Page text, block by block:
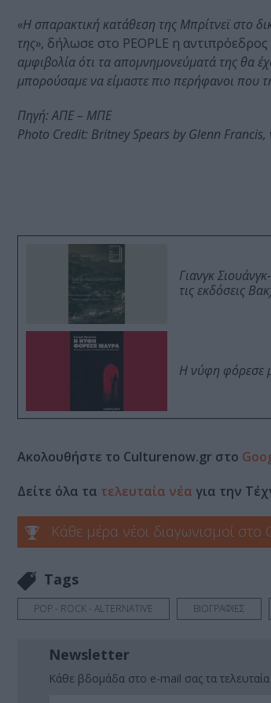
«Η σπαρακτική κατάθεση της Μπρίτνεϊ στο
της», δήλωσε στο PEOPLE η
αμφιβολία ότι τα απομνημονεύματά της θα
μπορούσαμε να είμαστε πιο περήφανοι που
Πηγή: ΑΠΕ – ΜΠΕ
Photo Credit: Britney Spears by Glenn
Γιανγκ
τις εκδόσεις
Η νύφη φόρεσε
Ακολουθήστε το Culturenow.gr στο
Δείτε όλα τα τελευταία νέα για την
Κάθε μέρα νέοι διαγωνισμοί
Tags
POP - ROCK - ALTERNATIVE ΒΙΟΓΡΑΦΙΕΣ
Newsletter
Κάθε βδομάδα στο e-mail σας τα